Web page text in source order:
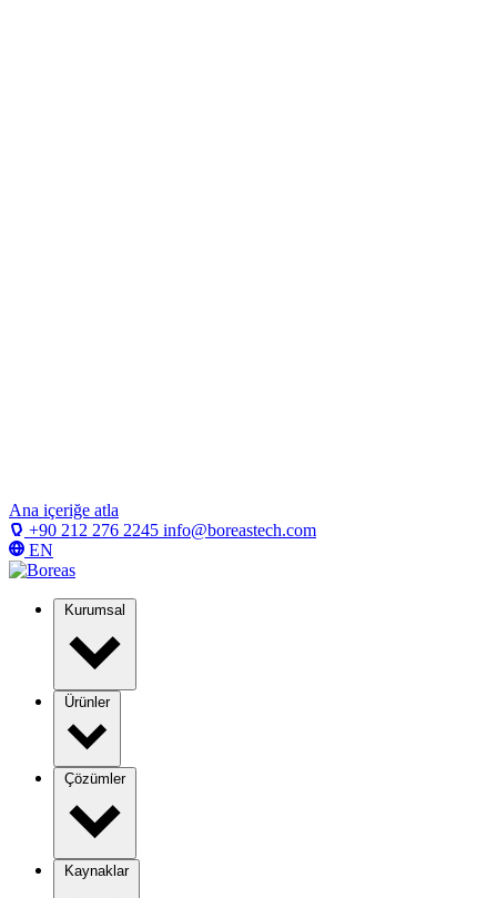
Ana içeriğe atla
+90 212 276 2245 info@boreastech.com
EN
Kurumsal
Ürünler
Çözümler
Kaynaklar